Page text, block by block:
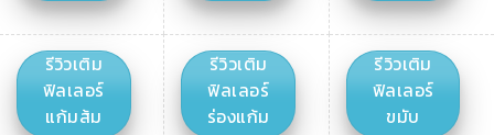
รีวิวเติม
ฟิลเลอร์
แก้มส้ม
รีวิวเติม
ฟิลเลอร์
ร่องแก้ม
รีวิวเติม
ฟิลเลอร์
ขมับ